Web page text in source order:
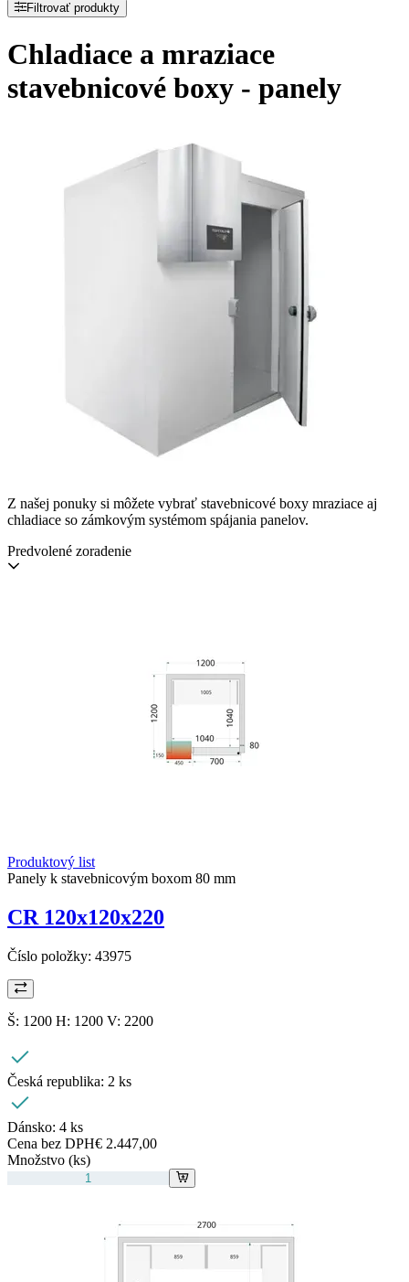
Filtrovať produkty
Chladiace a mraziace
stavebnicové boxy - panely
Z našej ponuky si môžete vybrať stavebnicové boxy mraziace aj
chladiace so zámkovým systémom spájania panelov.
Predvolené zoradenie
Produktový list
Panely k stavebnicovým boxom 80 mm
CR 120x120x220
Číslo položky: 43975
Š: 1200 H: 1200 V: 2200
Česká republika: 2 ks
Dánsko: 4 ks
Cena bez DPH€ 2.447,00
Množstvo (ks)